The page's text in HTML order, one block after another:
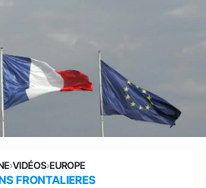
›VIDÉOS›EUROPE
FRONTALIERES